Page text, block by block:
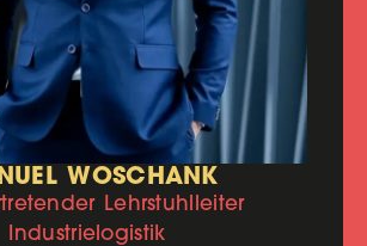
WOSCHANK
Lehrstuhlleiter
Industrielogistik